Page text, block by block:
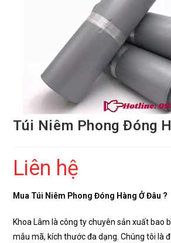
Túi Niêm Phong Đóng
Liên hệ
Mua Túi Niêm Phong Đóng Hàng Ở Đâu ?
Khoa Lâm là công ty chuyên sản xuất bao
mẫu mã, kích thước đa dạng. Chúng tôi là